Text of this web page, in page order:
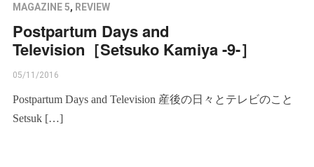
MAGAZINE 5, REVIEW
Postpartum Days and
Television［Setsuko Kamiya -9-］
05/11/2016
Postpartum Days and Television 産後の日々とテレビのこと
Setsuk […]